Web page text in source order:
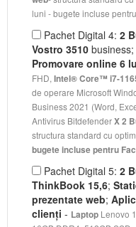
luni - bugete incluse
Pachet Digital 4: 2
Vostro 3510 business;
Promovare online 6
FHD, Intel® Core™ i7-
de operare Microsoft
Business 2021 (Word,
Antivirus BitdefenderX 2
structura standard cu
bugete incluse pentru
Pachet Digital 5: 2
ThinkBook 15,6;
prezentate web;
clienți - Laptop Lenovo